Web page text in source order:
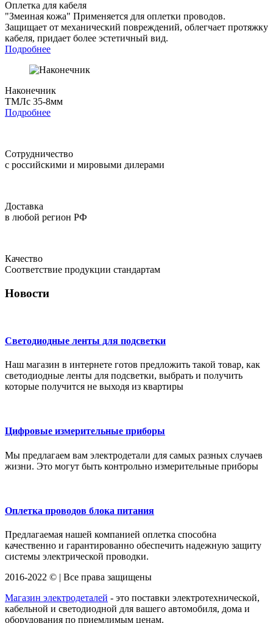
Оплетка для кабеля
"Змеиная кожа" Применяется для оплетки проводов.
Защищает от механический повреждений, облегчает протяжку
кабеля, придает более эстетичный вид.
Подробнее
Наконечник
ТМЛс 35-8мм
Подробнее
Сотрудничество
с российскими и мировыми дилерами
Доставка
в любой регион РФ
Качество
Соответствие продукции стандартам
Новости
Светодиодные ленты для подсветки
Наш магазин в интернете готов предложить такой товар, как
светодиодные ленты для подсветки, выбрать и получить
которые получится не выходя из квартиры
Цифровые измерительные приборы
Мы предлагаем вам электродетали для самых разных случаев
жизни. Это могут быть контрольно измерительные приборы
Оплетка проводов блока питания
Предлагаемая нашей компанией оплетка способна
качественно и гарантированно обеспечить надежную защиту
системы электрической проводки.
2016-2022 © | Все права защищены
Магазин электродеталей - это поставки электротехнической,
кабельной и светодиодной для вашего автомобиля, дома и
оборудования по приемлимым ценам.